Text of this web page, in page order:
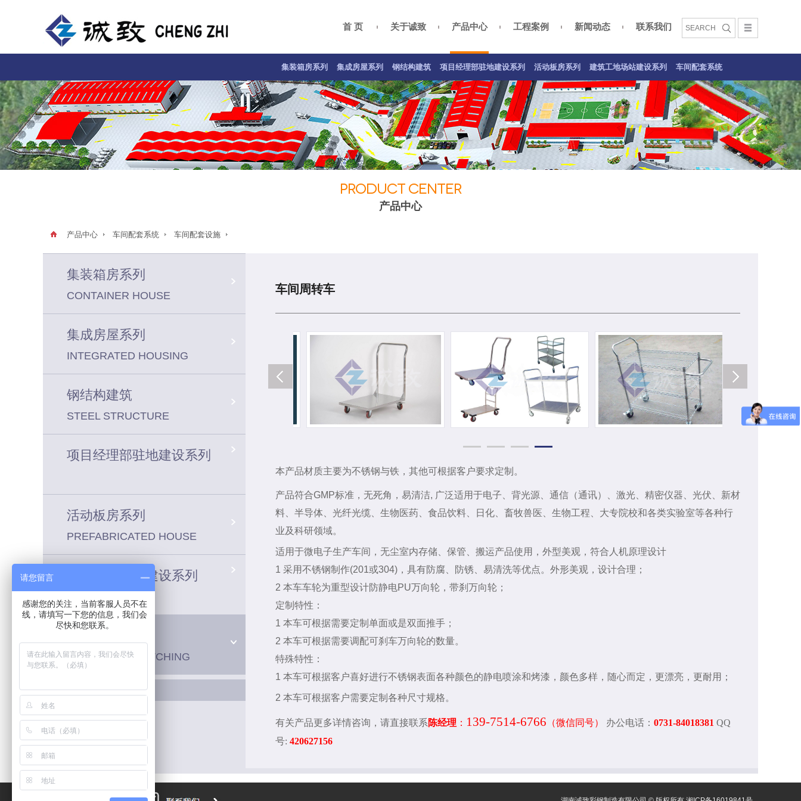
首 页 关于诚致 产品中心 工程案例 新闻动态 联系我们
集装箱房系列 集成房屋系列 钢结构建筑 项目经理部驻地建设系列 活动板房系列 建筑工地场站建设系列 车间配套系统
车间配套系统案例
PRODUCT CENTER
产品中心
产品中心 车间配套系统 车间配套设施
集装箱房系列
CONTAINER HOUSE
集成房屋系列
INTEGRATED HOUSING
钢结构建筑
STEEL STRUCTURE
项目经理部驻地建设系列
活动板房系列
PREFABRICATED HOUSE
建筑工地场站建设系列
WORKSHOP MATCHING
车间配套设施
车间隔断
净化车间
车间周转车
本产品材质主要为不锈钢与铁，其他可根据客户要求定制。
产品符合GMP标准，无死角，易清洁, 广泛适用于电子、背光源、通信（通讯）、激光、精密仪器、光伏、新材
料、半导体、光纤光缆、生物医药、食品饮料、日化、畜牧兽医、生物工程、大专院校和各类实验室等各种行
业及科研领域。
适用于微电子生产车间，无尘室内存储、保管、搬运产品使用，外型美观，符合人机原理设计
1 采用不锈钢制作(201或304)，具有防腐、防锈、易清洗等优点。外形美观，设计合理；
2 本车车轮为重型设计防静电PU万向轮，带刹万向轮；
定制特性：
1 本车可根据需要定制单面或是双面推手；
2 本车可根据需要调配可刹车万向轮的数量。
特殊特性：
1 本车可根据客户喜好进行不锈钢表面各种颜色的静电喷涂和烤漆，颜色多样，随心而定，更漂亮，更耐用；
2 本车可根据客户需要定制各种尺寸规格。
有关产品更多详情咨询，请直接联系陈经理 ： 139-7514-6766 （微信同号） 办公电话： 0731-84018381 QQ
号: 420627156
请您留言
感谢您的关注，当前客服人员不在
线，请填写一下您的信息，我们会
尽快和您联系。